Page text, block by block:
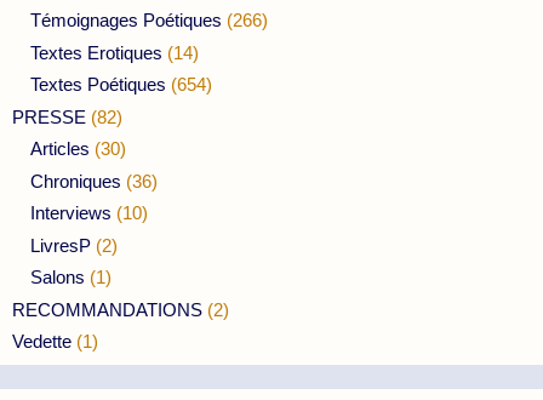
Témoignages Poétiques (266)
Textes Erotiques (14)
Textes Poétiques (654)
PRESSE (82)
Articles (30)
Chroniques (36)
Interviews (10)
LivresP (2)
Salons (1)
RECOMMANDATIONS (2)
Vedette (1)